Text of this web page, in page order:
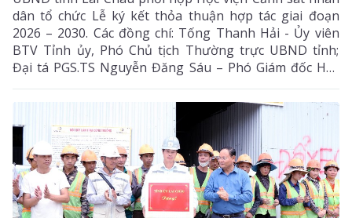
dân tổ chức Lễ ký kết thỏa thuận hợp tác giai đoạn
2026 – 2030. Các đồng chí: Tống Thanh Hải - Ủy viên
BTV Tỉnh ủy, Phó Chủ tịch Thường trực UBND tỉnh;
Đại tá PGS.TS Nguyễn Đăng Sáu – Phó Giám đốc Học
viện Cảnh sát nhân dân đồng chủ trì lễ ký kết.